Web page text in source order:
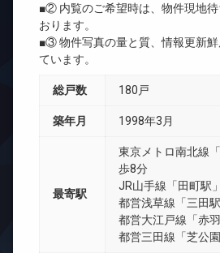
■② 内覧のご希望時は、物件現地
おります。
■③ 物件写真の量と質、情報更新
ています。
総戸数 180戸
築年月 1998年3月
最寄駅
東京メトロ南北線
歩8分
JR山手線「田町駅
都営浅草線「三田
都営大江戸線「赤
都営三田線「芝公